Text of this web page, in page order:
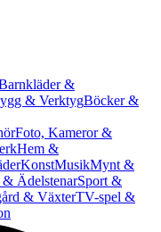
&
& VerktygBöcker &
Foto, Kameror &
Hem &
KonstMusikMynt &
& ÄdelstenarSport &
& VäxterTV-spel &